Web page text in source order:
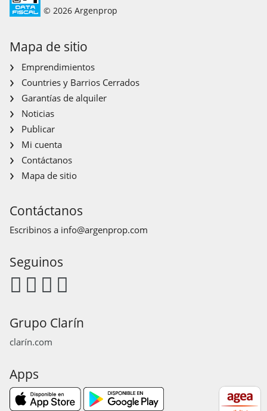
© 2026 Argenprop
Mapa de sitio
Emprendimientos
Countries y Barrios Cerrados
Garantías de alquiler
Noticias
Publicar
Mi cuenta
Contáctanos
Mapa de sitio
Contáctanos
Escribinos a info@argenprop.com
Seguinos
Grupo Clarín
clarín.com
Apps